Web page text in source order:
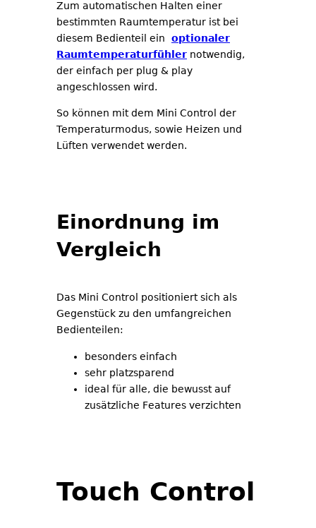
Zum automatischen Halten einer
bestimmten Raumtemperatur ist bei
diesem Bedienteil ein optionaler
Raumtemperaturfühler notwendig,
der einfach per plug & play
angeschlossen wird.
So können mit dem Mini Control der
Temperaturmodus, sowie Heizen und
Lüften verwendet werden.
Einordnung im
Vergleich
Das Mini Control positioniert sich als
Gegenstück zu den umfangreichen
Bedienteilen:
besonders einfach
sehr platzsparend
ideal für alle, die bewusst auf
zusätzliche Features verzichten
Touch Control